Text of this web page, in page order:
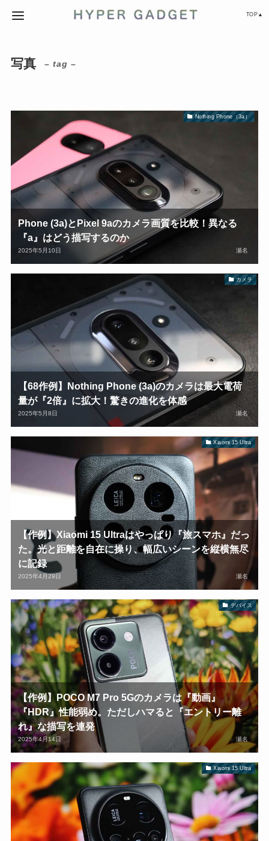
TOP▲
写真 – tag –
Nothing Phone（3a）
Phone (3a)とPixel 9aのカメラ画質を比較！異なる
『a』はどう描写するのか
2025年5月10日 瀬名
カメラ
【68作例】Nothing Phone (3a)のカメラは最大電荷
量が『2倍』に拡大！驚きの進化を体感
2025年5月8日 瀬名
Xiaomi 15 Ultra
【作例】Xiaomi 15 Ultraはやっぱり『旅スマホ』だっ
た。光と距離を自在に操り、幅広いシーンを縦横無尽
に記録
2025年4月29日 瀬名
デバイス
【作例】POCO M7 Pro 5Gのカメラは『動画』
『HDR』性能弱め。ただしハマると『エントリー離
れ』な描写を連発
2025年4月14日 瀬名
Xiaomi 15 Ultra